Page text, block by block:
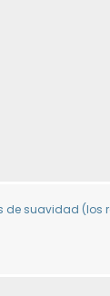
de suavidad (los